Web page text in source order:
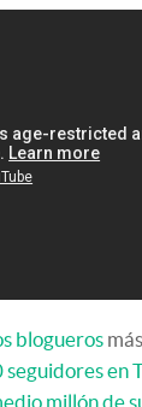
blogueros
en
millón de